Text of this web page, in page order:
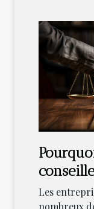
Les
nombreux